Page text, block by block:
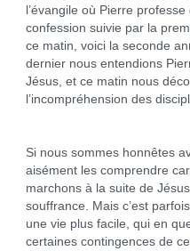
l’évangile où Pierre
confession suivie par la
ce matin, voici la seconde
dernier nous entendions
Jésus, et ce matin nous
l’incompréhension des
Si nous sommes honnêtes
aisément les comprendre
marchons à la suite de
souffrance. Mais c’est
une vie plus facile, qui en
certaines contingences de